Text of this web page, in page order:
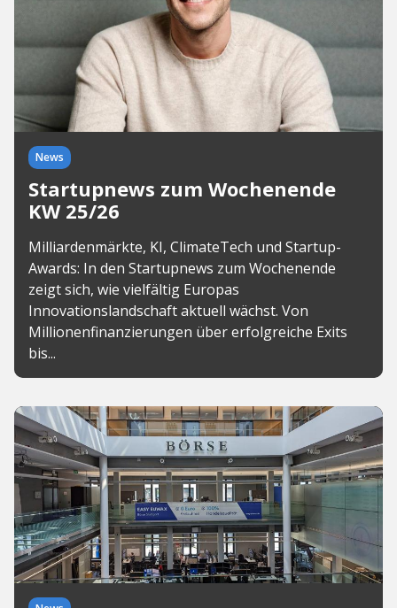
News
Startupnews zum Wochenende
KW 25/26
Milliardenmärkte, KI, ClimateTech und Startup-
Awards: In den Startupnews zum Wochenende
zeigt sich, wie vielfältig Europas
Innovationslandschaft aktuell wächst. Von
Millionenfinanzierungen über erfolgreiche Exits
bis...